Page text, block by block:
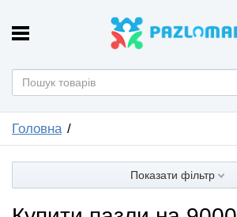
Головна
Показати фільтр